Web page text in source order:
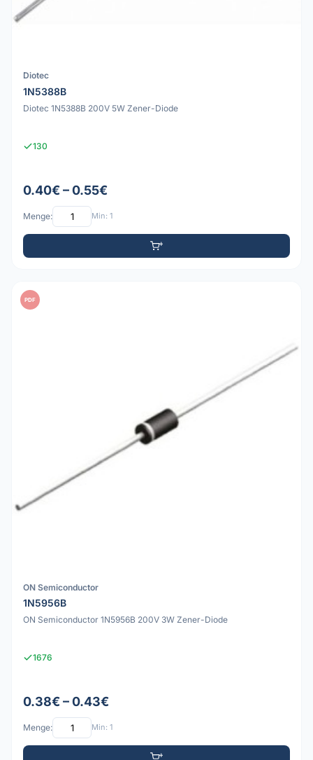
Diotec
1N5388B
Diotec 1N5388B 200V 5W Zener-Diode
130
0.40€ – 0.55€
Menge: Min: 1
PDF
ON Semiconductor
1N5956B
ON Semiconductor 1N5956B 200V 3W Zener-Diode
1676
0.38€ – 0.43€
Menge: Min: 1